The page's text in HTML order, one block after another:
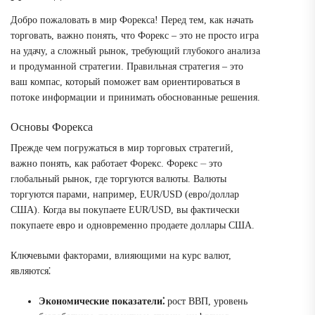
Добро пожаловать в мир Форекса! Перед тем, как начать
торговать, важно понять, что Форекс – это не просто игра
на удачу, а сложный рынок, требующий глубокого анализа
и продуманной стратегии. Правильная стратегия – это
ваш компас, который поможет вам ориентироваться в
потоке информации и принимать обоснованные решения.
Основы Форекса
Прежде чем погружаться в мир торговых стратегий,
важно понять, как работает Форекс. Форекс ⏤ это
глобальный рынок, где торгуются валюты. Валюты
торгуются парами, например, EUR/USD (евро/доллар
США). Когда вы покупаете EUR/USD, вы фактически
покупаете евро и одновременно продаете доллары США.
Ключевыми факторами, влияющими на курс валют,
являются⁚
Экономические показатели⁚ рост ВВП, уровень